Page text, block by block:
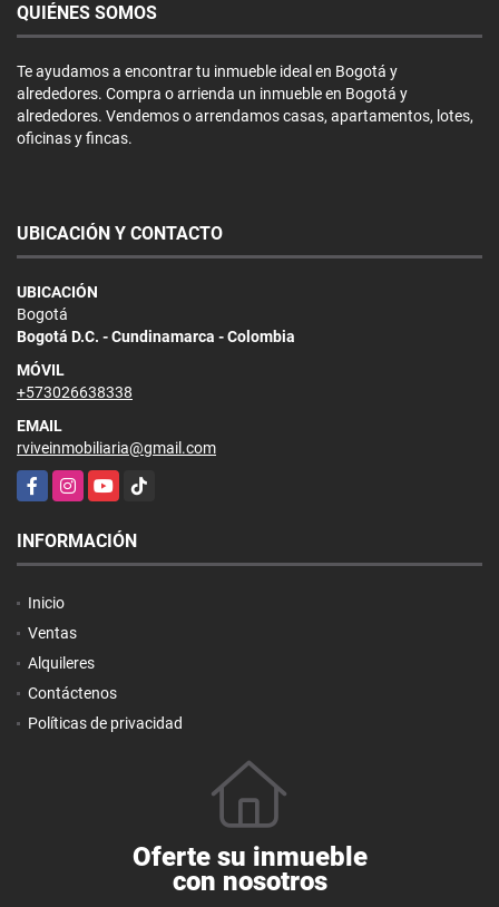
QUIÉNES SOMOS
Te ayudamos a encontrar tu inmueble ideal en Bogotá y
alrededores. Compra o arrienda un inmueble en Bogotá y
alrededores. Vendemos o arrendamos casas, apartamentos, lotes,
oficinas y fincas.
UBICACIÓN Y CONTACTO
UBICACIÓN
Bogotá
Bogotá D.C. - Cundinamarca - Colombia
MÓVIL
+573026638338
EMAIL
rviveinmobiliaria@gmail.com
FacebookInstagramYouTubeTikTok
INFORMACIÓN
Inicio
Ventas
Alquileres
Contáctenos
Políticas de privacidad
Oferte su inmueble
con nosotros